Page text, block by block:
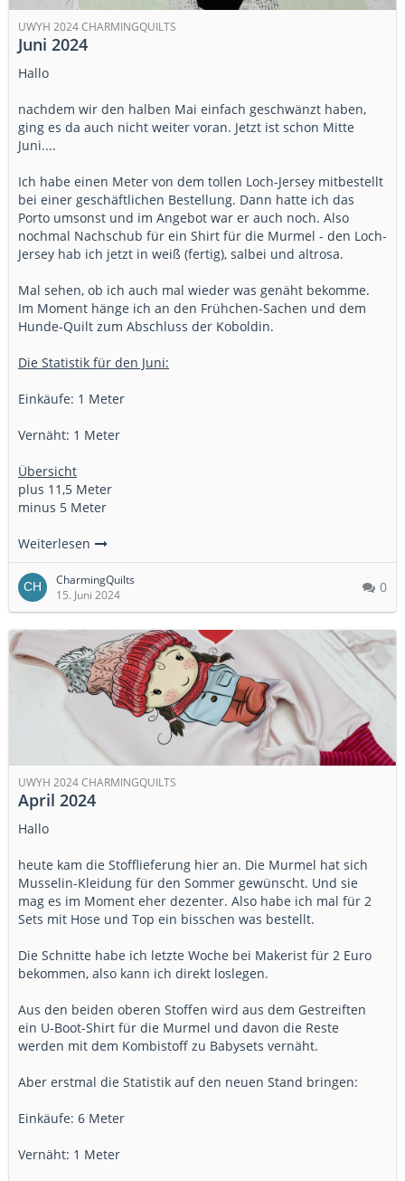
UWYH 2024 CHARMINGQUILTS
Juni 2024
Hallo
nachdem wir den halben Mai einfach geschwänzt haben,
ging es da auch nicht weiter voran. Jetzt ist schon Mitte
Juni....
Ich habe einen Meter von dem tollen Loch-Jersey mitbestellt
bei einer geschäftlichen Bestellung. Dann hatte ich das
Porto umsonst und im Angebot war er auch noch. Also
nochmal Nachschub für ein Shirt für die Murmel - den Loch-
Jersey hab ich jetzt in weiß (fertig), salbei und altrosa.
Mal sehen, ob ich auch mal wieder was genäht bekomme.
Im Moment hänge ich an den Frühchen-Sachen und dem
Hunde-Quilt zum Abschluss der Koboldin.
Die Statistik für den Juni:
Einkäufe: 1 Meter
Vernäht: 1 Meter
Übersicht
plus 11,5 Meter
minus 5 Meter
Weiterlesen
CharmingQuilts
15. Juni 2024
0
UWYH 2024 CHARMINGQUILTS
April 2024
Hallo
heute kam die Stofflieferung hier an. Die Murmel hat sich
Musselin-Kleidung für den Sommer gewünscht. Und sie
mag es im Moment eher dezenter. Also habe ich mal für 2
Sets mit Hose und Top ein bisschen was bestellt.
Die Schnitte habe ich letzte Woche bei Makerist für 2 Euro
bekommen, also kann ich direkt loslegen.
Aus den beiden oberen Stoffen wird aus dem Gestreiften
ein U-Boot-Shirt für die Murmel und davon die Reste
werden mit dem Kombistoff zu Babysets vernäht.
Aber erstmal die Statistik auf den neuen Stand bringen:
Einkäufe: 6 Meter
Vernäht: 1 Meter